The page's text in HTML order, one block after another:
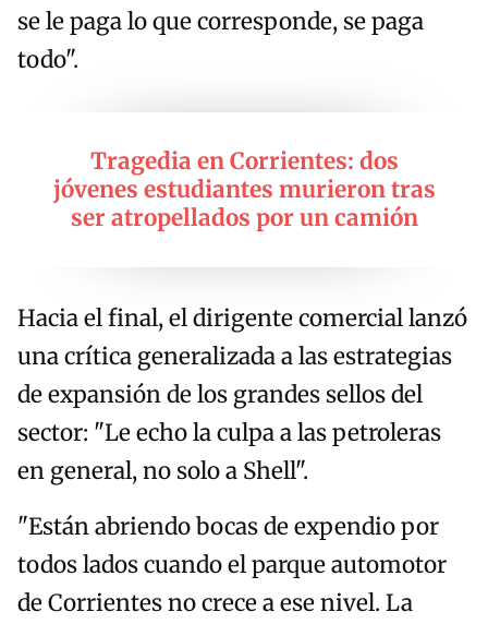
se le paga lo que corresponde, se paga
todo".
Tragedia en Corrientes: dos
jóvenes estudiantes murieron tras
ser atropellados por un camión
Hacia el final, el dirigente comercial lanzó
una crítica generalizada a las estrategias
de expansión de los grandes sellos del
sector: "Le echo la culpa a las petroleras
en general, no solo a Shell".
"Están abriendo bocas de expendio por
todos lados cuando el parque automotor
de Corrientes no crece a ese nivel. La